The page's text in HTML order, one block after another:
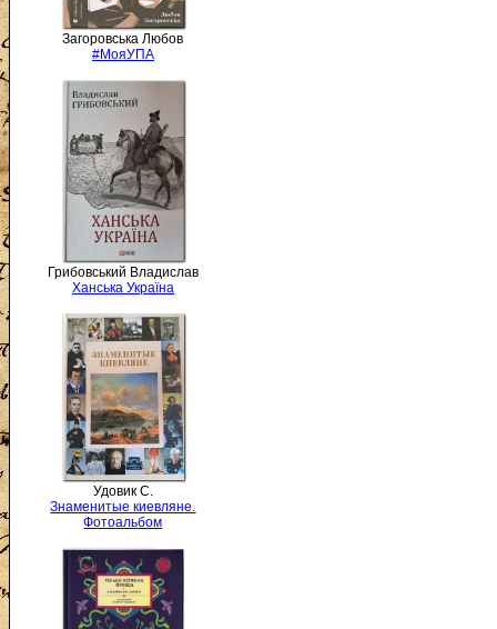
Загоровська Любов
#МояУПА
Грибовський Владислав
Ханська Україна
Удовик С.
Знаменитые киевляне.
Фотоальбом